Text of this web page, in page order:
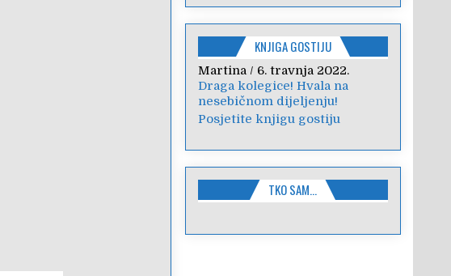
KNJIGA GOSTIJU
edita/22. prosinca 2021.
Poštovani, pretražujem
materijale vezene za Božić
kako bih animirala moje...
TKO SAM…